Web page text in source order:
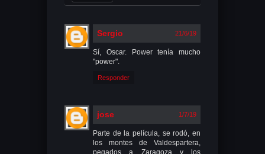
Sergio 21/6/19
Sí, Oscar. Power tenía mucho
"power".
Responder
jose 1/7/19
Parte de la película, se rodó, en
los montes de Valdespartera,